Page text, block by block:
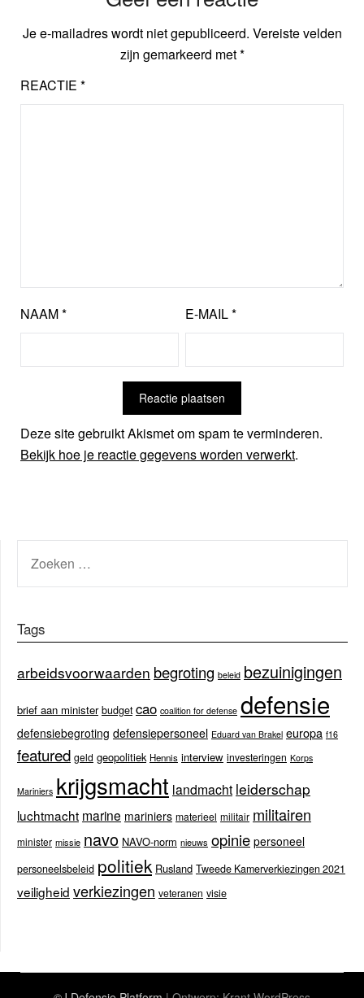
Je e-mailadres wordt niet gepubliceerd. Vereiste velden
zijn gemarkeerd met*
REACTIE *
NAAM* E-MAIL*
Deze site gebruikt Akismet om spam te verminderen.
Bekijk hoe je reactie gegevens worden verwerkt.
NAAR:
Tags
arbeidsvoorwaarden begroting beleid bezuinigingen
brief aan minister budget cao coalition for defense defensie
defensiebegroting defensiepersoneel Eduard van Brakel europa f16
featured geld geopolitiek Hennis interview investeringen Korps
Mariniers krijgsmacht landmacht leiderschap
luchtmacht marine mariniers materieel militair militairen
minister missie navo NAVO-norm nieuws opinie personeel
personeelsbeleid politiek Rusland Tweede Kamerverkiezingen 2021
veiligheid verkiezingen veteranen visie